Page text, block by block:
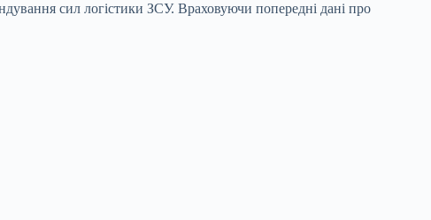
сил логістики ЗСУ. Враховуючи попередні дані про